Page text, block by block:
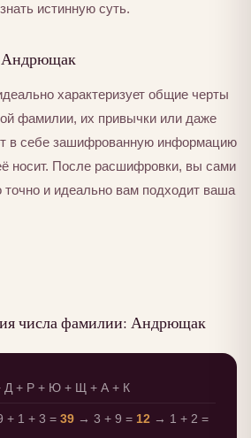
истинную суть.
Андрющак
характеризует общие черты
фамилии, их привычки или даже
в себе зашифрованную информацию
носит. После расшифровки, вы сами
точно и идеально вам подходит ваша
числа фамилии: Андрющак
Д + Р + Ю + Щ + А + К
+ 1 + 3 = 39 → 3 + 9 = 12 → 1 + 2 =